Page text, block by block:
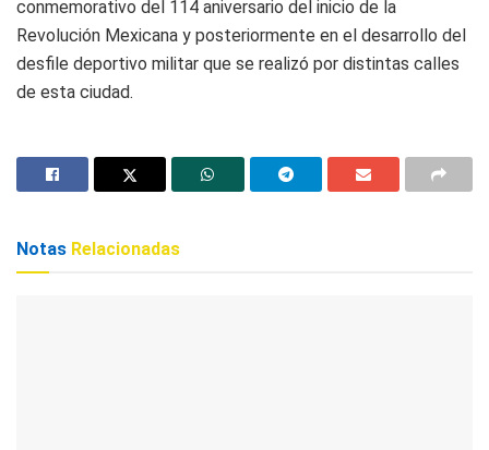
conmemorativo del 114 aniversario del inicio de la
Revolución Mexicana y posteriormente en el desarrollo del
desfile deportivo militar que se realizó por distintas calles
de esta ciudad.
Notas Relacionadas